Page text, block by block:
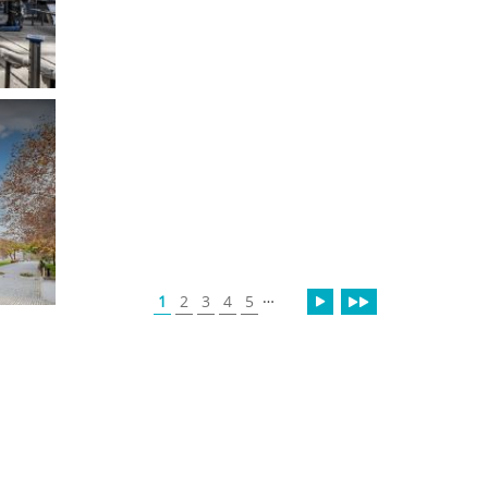
1 2 3 4 5 …